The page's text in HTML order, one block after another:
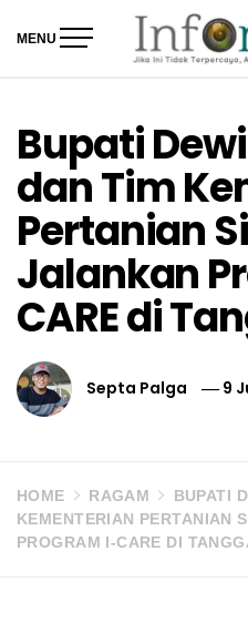
MENU
Bupati
dan Tim
Pertanian
Jalankan
CARE di
Septa Palga 9
HOME RAGAM
BUPATI
KEMENTERIAN PERTANIAN
PROGRAM I-CARE DI